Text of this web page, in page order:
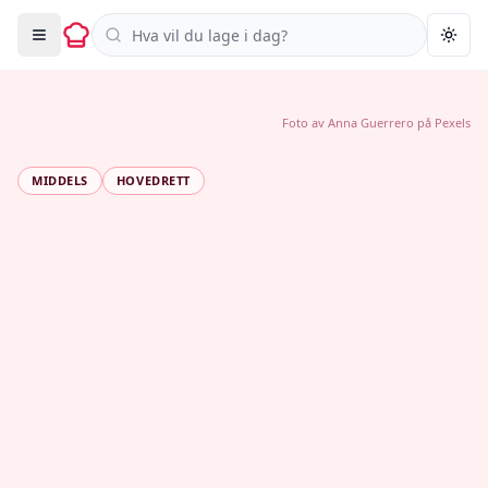
Søk i oppskrifter
MIDDELS HOVEDRETT
Foto av Anna Guerrero på Pexels